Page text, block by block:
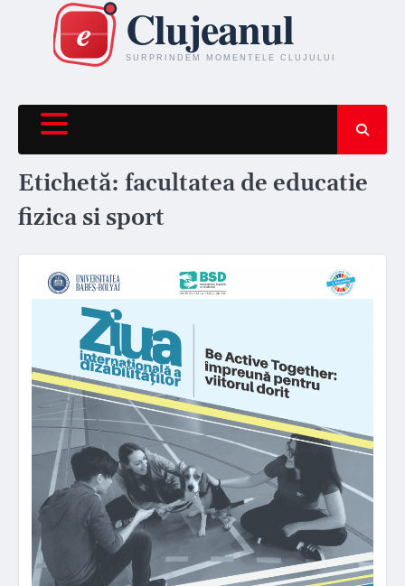
content
Etichetă: facultatea de educatie
fizica si sport